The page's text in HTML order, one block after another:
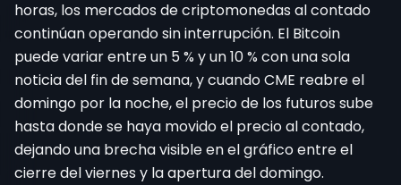
horas, los mercados de criptomonedas al contado
continúan operando sin interrupción. El Bitcoin
puede variar entre un 5 % y un 10 % con una sola
noticia del fin de semana, y cuando CME reabre el
domingo por la noche, el precio de los futuros sube
hasta donde se haya movido el precio al contado,
dejando una brecha visible en el gráfico entre el
cierre del viernes y la apertura del domingo.